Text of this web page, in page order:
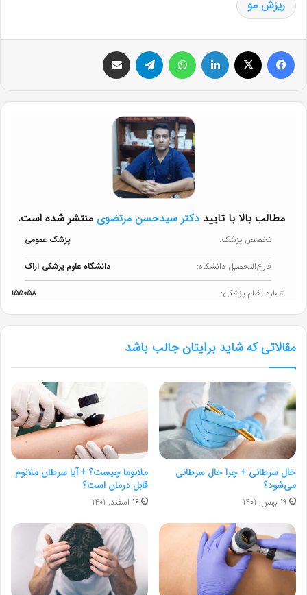
ریزش مو
مطالب بالا با تایید دکتر سیدحسن مرتضوی منتشر شده است.
تخصص پزشک: پزشک عمومی
فارغ‌التحصیل دانشگاه: دانشگاه علوم پزشکی اراک
شماره نظام پزشکی: 155058
مقالاتی که شاید برایتان جالب باشد
خال سرطانی + چرا خال سرطانی
می‌شود؟
19 بهمن, 1401
ملانوما چیست؟ + آیا سرطان ملانوم
قابل درمان است؟
16 اسفند, 1401